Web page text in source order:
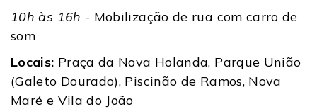
10h às 16h - Mobilização de rua com carro de
som
Locais: Praça da Nova Holanda, Parque União
(Galeto Dourado), Piscinão de Ramos, Nova
Maré e Vila do João